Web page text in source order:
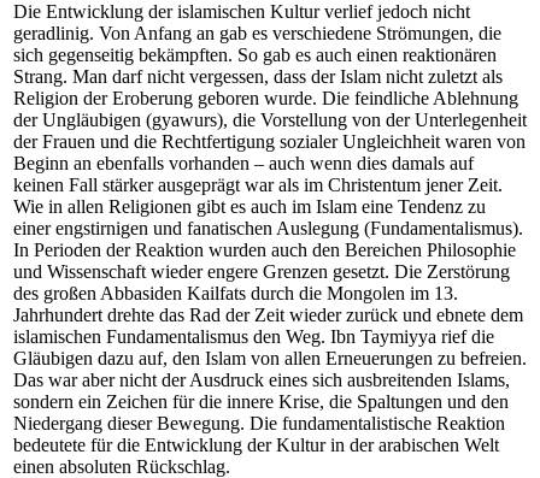
Die Entwicklung der islamischen Kultur verlief jedoch nicht
geradlinig. Von Anfang an gab es verschiedene Strömungen, die
sich gegenseitig bekämpften. So gab es auch einen reaktionären
Strang. Man darf nicht vergessen, dass der Islam nicht zuletzt als
Religion der Eroberung geboren wurde. Die feindliche Ablehnung
der Ungläubigen (gyawurs), die Vorstellung von der Unterlegenheit
der Frauen und die Rechtfertigung sozialer Ungleichheit waren von
Beginn an ebenfalls vorhanden – auch wenn dies damals auf
keinen Fall stärker ausgeprägt war als im Christentum jener Zeit.
Wie in allen Religionen gibt es auch im Islam eine Tendenz zu
einer engstirnigen und fanatischen Auslegung (Fundamentalismus).
In Perioden der Reaktion wurden auch den Bereichen Philosophie
und Wissenschaft wieder engere Grenzen gesetzt. Die Zerstörung
des großen Abbasiden Kailfats durch die Mongolen im 13.
Jahrhundert drehte das Rad der Zeit wieder zurück und ebnete dem
islamischen Fundamentalismus den Weg. Ibn Taymiyya rief die
Gläubigen dazu auf, den Islam von allen Erneuerungen zu befreien.
Das war aber nicht der Ausdruck eines sich ausbreitenden Islams,
sondern ein Zeichen für die innere Krise, die Spaltungen und den
Niedergang dieser Bewegung. Die fundamentalistische Reaktion
bedeutete für die Entwicklung der Kultur in der arabischen Welt
einen absoluten Rückschlag.